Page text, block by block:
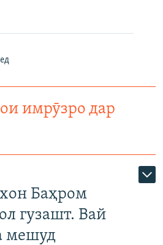
RL
имрӯзро дар
Баҳром
гузашт. Вай
мешуд